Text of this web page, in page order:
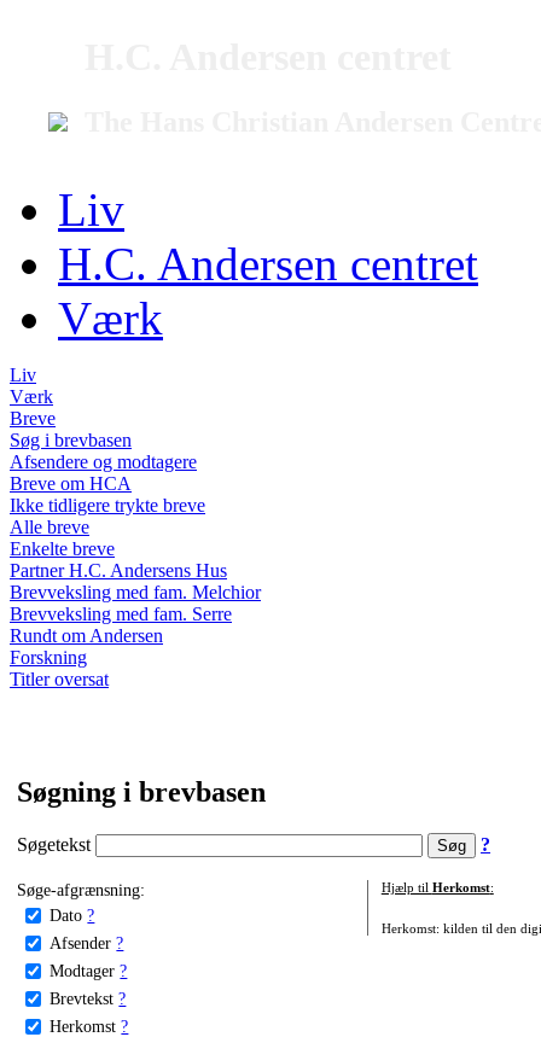
Liv
H.C. Andersen centret
Værk
Liv
Værk
Breve
Søg i brevbasen
Afsendere og modtagere
Breve om HCA
Ikke tidligere trykte breve
Alle breve
Enkelte breve
Partner H.C. Andersens Hus
Brevveksling med fam. Melchior
Brevveksling med fam. Serre
Rundt om Andersen
Forskning
Titler oversat
Søgning i brevbasen
Søgetekst ?
Søge-afgrænsning:
Dato ?
Afsender ?
Modtager ?
Brevtekst ?
Herkomst ?
Hjælp til Herkomst:
Herkomst: kilden til den